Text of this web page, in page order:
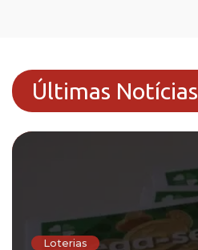
Últimas Notícias
Loterias